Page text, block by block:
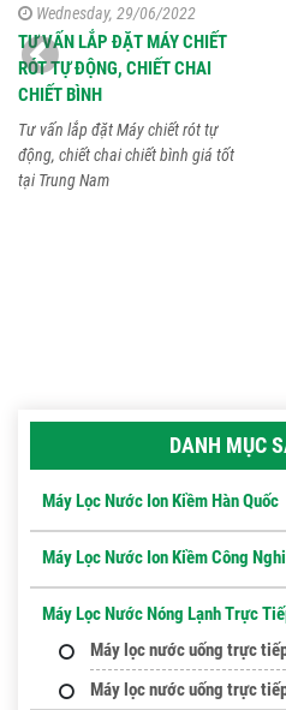
Wednesday, 29/06/2022
TƯ VẤN LẮP ĐẶT MÁY CHIẾT
RÓT TỰ ĐỘNG, CHIẾT CHAI
CHIẾT BÌNH
Tư vấn lắp đặt Máy chiết rót tự
động, chiết chai chiết bình giá tốt
tại Trung Nam
DANH MỤC
Máy Lọc Nước Ion Kiềm Hàn Quốc
Máy Lọc Nước Ion Kiềm Công
Máy Lọc Nước Nóng Lạnh Trực
Máy lọc nước uống trực
Máy lọc nước uống trực